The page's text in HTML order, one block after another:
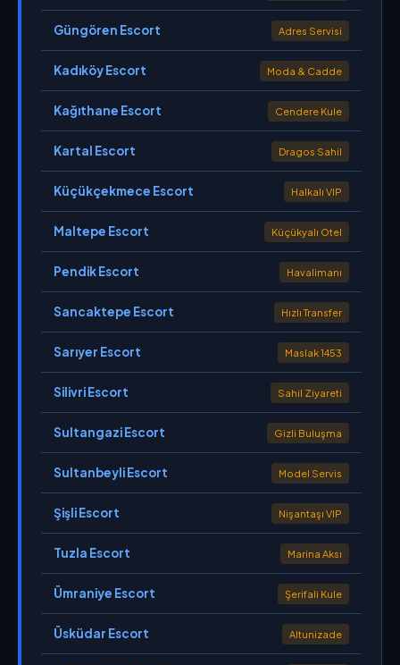
Güngören Escort Adres Servisi
Kadıköy Escort Moda & Cadde
Kağıthane Escort Cendere Kule
Kartal Escort Dragos Sahil
Küçükçekmece Escort Halkalı VIP
Maltepe Escort Küçükyalı Otel
Pendik Escort Havalimanı
Sancaktepe Escort Hızlı Transfer
Sarıyer Escort Maslak 1453
Silivri Escort Sahil Ziyareti
Sultangazi Escort Gizli Buluşma
Sultanbeyli Escort Model Servis
Şişli Escort Nişantaşı VIP
Tuzla Escort Marina Aksı
Ümraniye Escort Şerifali Kule
Üsküdar Escort Altunizade